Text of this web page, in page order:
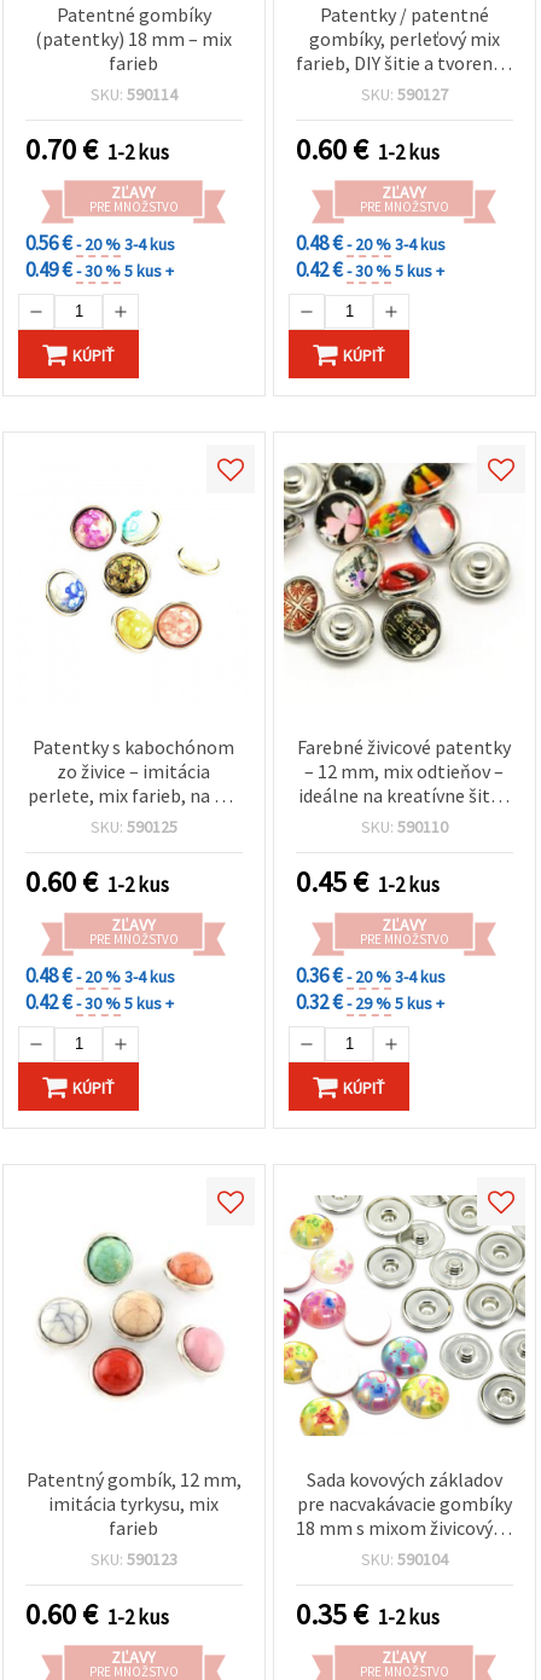
Patentné gombíky
(patentky) 18 mm – mix
farieb
SKU: 590114
0.70€ 1-2 kus
ZĽAVY
PRE MNOŽSTVO
0.56 €- 20 %3-4 kus
0.49 €- 30 %5 kus +
KÚPIŤ
Patentky / patentné
gombíky, perleťový mix
farieb, DIY šitie a tvorenie,
12 mm
SKU: 590127
0.60€ 1-2 kus
ZĽAVY
PRE MNOŽSTVO
0.48 €- 20 %3-4 kus
0.42 €- 30 %5 kus +
KÚPIŤ
Patentky s kabochónom
zo živice – imitácia
perlete, mix farieb, na DIY
oblečenie, 12 mm
SKU: 590125
0.60€ 1-2 kus
ZĽAVY
PRE MNOŽSTVO
0.48 €- 20 %3-4 kus
0.42 €- 30 %5 kus +
KÚPIŤ
Farebné živicové patentky
– 12 mm, mix odtieňov –
ideálne na kreatívne šitie,
módne doplnky a
SKU: 590110
0.45€ 1-2 kus
ZĽAVY
PRE MNOŽSTVO
0.36 €- 20 %3-4 kus
0.32 €- 29 %5 kus +
KÚPIŤ
Patentný gombík, 12 mm,
imitácia tyrkysu, mix
farieb
SKU: 590123
0.60€ 1-2 kus
ZĽAVY
PRE MNOŽSTVO
Sada kovových základov
pre nacvakávacie gombíky
18 mm s mixom živicových
kabošonov
SKU: 590104
0.35€ 1-2 kus
ZĽAVY
PRE MNOŽSTVO